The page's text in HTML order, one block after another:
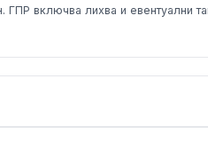
включва лихва и евентуални